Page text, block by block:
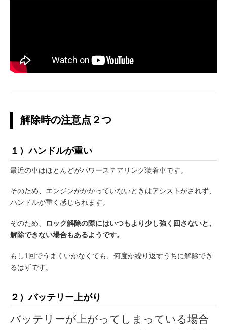
解除時の注意点２つ
１）ハンドルが重い
最近の車はほとんどがパワーステアリング装着車です。
そのため、エンジンがかかっていないときはアシストがされず、
ハンドルが重く感じられます。
そのため、
ロック解除の際にはいつもより少し強く回さないと、
解除できない場合もあるようです。
もし1回でうまくいかなくても、何度か繰り返すうちに解除でき
るはずです。
２）バッテリー上がり
バッテリーが上がってしまっている場合